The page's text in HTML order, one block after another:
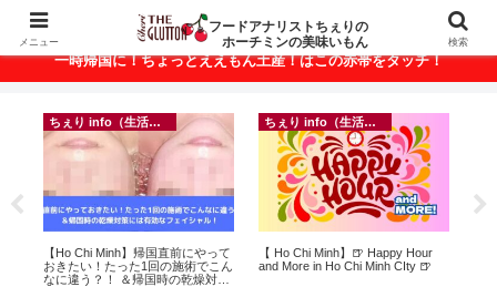
ベトナム・ホーチミンの美味いもんが満載！
一時帰国に！ちょっとええもん土産！はこの赤帯をタッチ！
ちぇり info（生活情報）
【Ho Chi Minh】帰国直前にやって
おきたい！たった1回の施術でこん
なに違う？！ ＆帰国時の乾燥対策
ちぇり info（生活情報）
【 Ho Chi Minh】🍺 Happy Hour
and More in Ho Chi Minh CIty 🍺
メニュー
フードアナリストちぇりの
ホーチミンの美味いもん
検索